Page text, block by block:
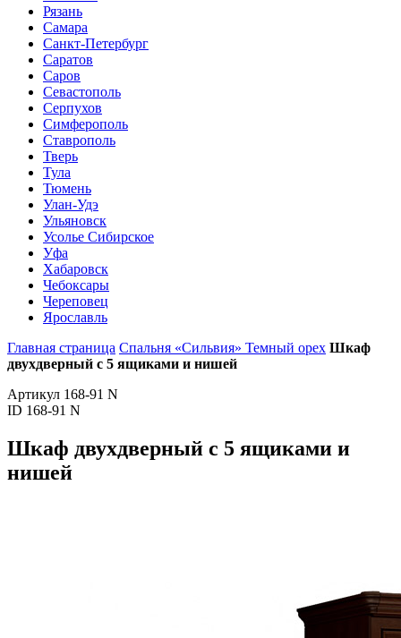
Рязань
Самара
Санкт-Петербург
Саратов
Саров
Севастополь
Серпухов
Симферополь
Ставрополь
Тверь
Тула
Тюмень
Улан-Удэ
Ульяновск
Усолье Сибирское
Уфа
Хабаровск
Чебоксары
Череповец
Ярославль
Главная страница Спальня «Сильвия» Темный орех Шкаф
двухдверный с 5 ящиками и нишей
Артикул 168-91 N
ID 168-91 N
Шкаф двухдверный с 5 ящиками и
нишей